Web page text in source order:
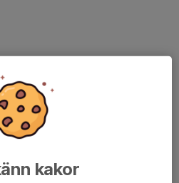
kakor